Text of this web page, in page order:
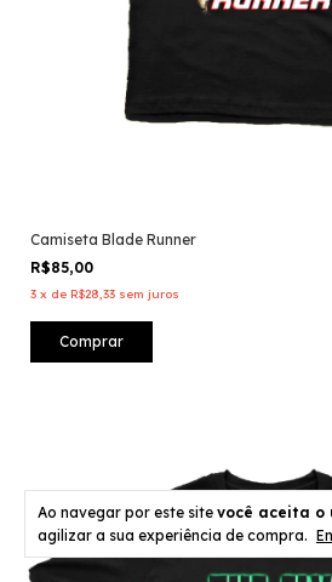
Ao navegar por este site você aceita o
agilizar a sua experiência de compra.
Camiseta Blade Runner
R$85,00
3 x de R$28,33 sem juros
Comprar